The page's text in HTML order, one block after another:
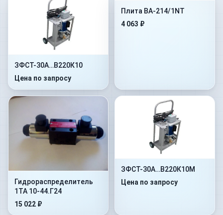
ЗФСТ-30А…В220К10
Цена по запросу
Плита BA-214/1NT
4 063 ₽
Гидрораспределитель
1ТА 10-44.Г24
15 022 ₽
ЗФСТ-30А…В220К10М
Цена по запросу